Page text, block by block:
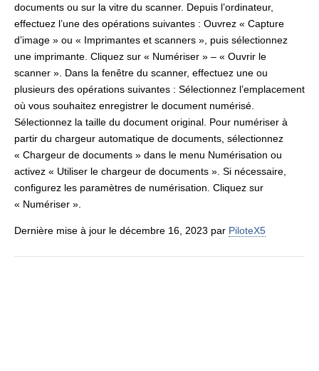
documents ou sur la vitre du scanner. Depuis l’ordinateur,
effectuez l’une des opérations suivantes : Ouvrez « Capture
d’image » ou « Imprimantes et scanners », puis sélectionnez
une imprimante. Cliquez sur « Numériser » – « Ouvrir le
scanner ». Dans la fenêtre du scanner, effectuez une ou
plusieurs des opérations suivantes : Sélectionnez l’emplacement
où vous souhaitez enregistrer le document numérisé.
Sélectionnez la taille du document original. Pour numériser à
partir du chargeur automatique de documents, sélectionnez
« Chargeur de documents » dans le menu Numérisation ou
activez « Utiliser le chargeur de documents ». Si nécessaire,
configurez les paramètres de numérisation. Cliquez sur
« Numériser ».
Dernière mise à jour le décembre 16, 2023 par PiloteX5